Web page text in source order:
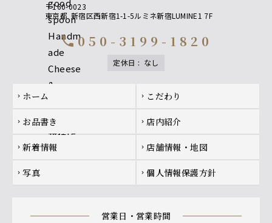
〒160-0023
東京都 新宿区西新宿1-1-5ルミネ新宿LUMINE1 7F
call050-3199-1820
定休日 : なし
Footer navigation
chevron_right ホーム chevron_right こだわり
chevron_right お品書き chevron_right 店内紹介
chevron_right 新着情報 chevron_right 店舗情報・地図
chevron_right 写真 chevron_right 個人情報保護方針
営業日・営業時間